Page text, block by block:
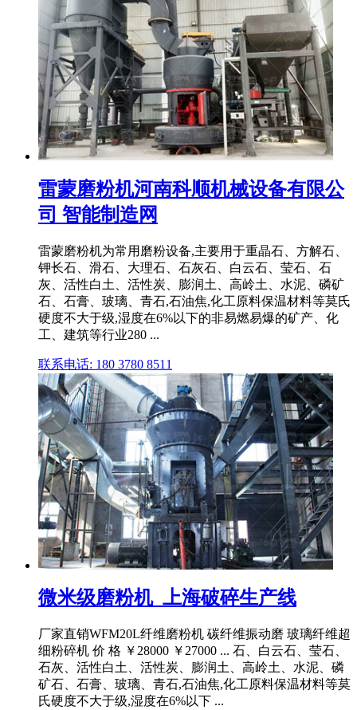
雷蒙磨粉机河南科顺机械设备有限公
司 智能制造网
雷蒙磨粉机为常用磨粉设备,主要用于重晶石、方解石、
钾长石、滑石、大理石、石灰石、白云石、莹石、石
灰、活性白土、活性炭、膨润土、高岭土、水泥、磷矿
石、石膏、玻璃、青石,石油焦,化工原料保温材料等莫氏
硬度不大于级,湿度在6%以下的非易燃易爆的矿产、化
工、建筑等行业280 ...
联系电话: 180 3780 8511
微米级磨粉机_上海破碎生产线
厂家直销WFM20L纤维磨粉机 碳纤维振动磨 玻璃纤维超
细粉碎机 价 格 ￥28000 ￥27000 ... 石、白云石、莹石、
石灰、活性白土、活性炭、膨润土、高岭土、水泥、磷
矿石、石膏、玻璃、青石,石油焦,化工原料保温材料等莫
氏硬度不大于级,湿度在6%以下 ...